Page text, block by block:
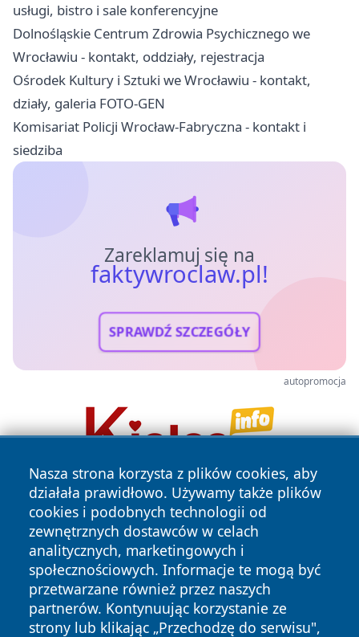
usługi, bistro i sale konferencyjne
Dolnośląskie Centrum Zdrowia Psychicznego we
Wrocławiu - kontakt, oddziały, rejestracja
Ośrodek Kultury i Sztuki we Wrocławiu - kontakt,
działy, galeria FOTO-GEN
Komisariat Policji Wrocław-Fabryczna - kontakt i
siedziba
Zareklamuj się na
faktywroclaw.pl!
SPRAWDŹ SZCZEGÓŁY
autopromocja
Nasza strona korzysta z plików cookies, aby
działała prawidłowo. Używamy także plików
cookies i podobnych technologii od
zewnętrznych dostawców w celach
analitycznych, marketingowych i
społecznościowych. Informacje te mogą być
przetwarzane również przez naszych
partnerów. Kontynuując korzystanie ze
strony lub klikając „Przechodzę do serwisu",
Copyright © 2026 faktywroclaw.pl Wszystkie prawa
zastrzeżone.